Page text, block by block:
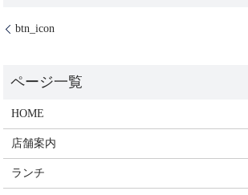
btn_icon
HOME
店舗案内
ランチ